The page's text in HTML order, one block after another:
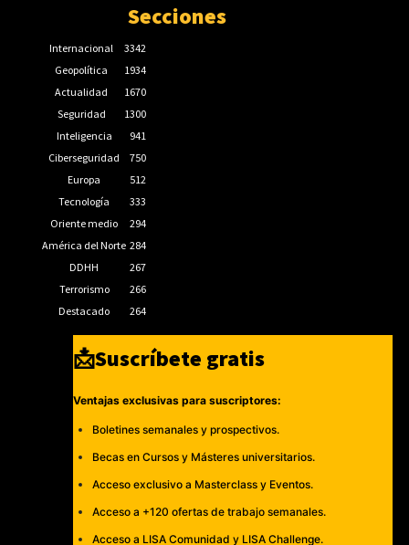
Secciones
Internacional
3342
Geopolítica
1934
Actualidad
1670
Seguridad
1300
Inteligencia
941
Ciberseguridad
750
Europa
512
Tecnología
333
Oriente medio
294
América del Norte 284
DDHH
267
Terrorismo
266
Destacado
264
📩Suscríbete gratis
Ventajas exclusivas para suscriptores:
Boletines semanales y prospectivos.
Becas en Cursos y Másteres universitarios.
Acceso exclusivo a Masterclass y Eventos.
Acceso a +120 ofertas de trabajo semanales.
Acceso a LISA Comunidad y LISA Challenge.